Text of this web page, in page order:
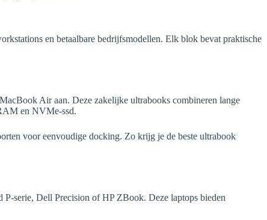
en betaalbare bedrijfsmodellen. Elk blok bevat praktische
Air aan. Deze zakelijke ultrabooks combineren lange
en NVMe-ssd.
voor eenvoudige docking. Zo krijg je de beste ultrabook
serie, Dell Precision of HP ZBook. Deze laptops bieden